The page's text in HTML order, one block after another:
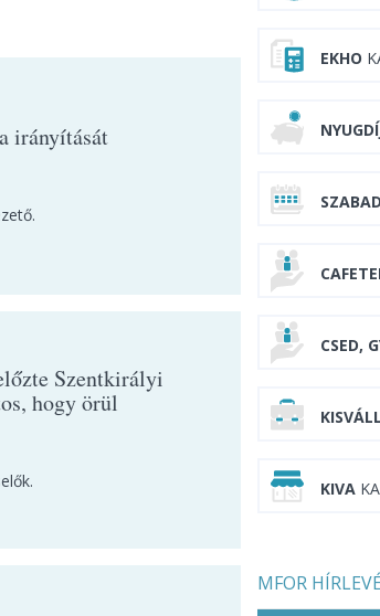
irányítását
Szentkirályi
hogy örül
EKHO
CSED,
KIVA
MFOR